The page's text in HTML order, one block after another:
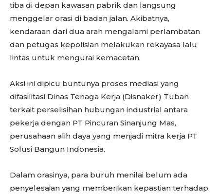
tiba di depan kawasan pabrik dan langsung
menggelar orasi di badan jalan. Akibatnya,
kendaraan dari dua arah mengalami perlambatan
dan petugas kepolisian melakukan rekayasa lalu
lintas untuk mengurai kemacetan.
Aksi ini dipicu buntunya proses mediasi yang
difasilitasi Dinas Tenaga Kerja (Disnaker) Tuban
terkait perselisihan hubungan industrial antara
pekerja dengan PT Pincuran Sinanjung Mas,
perusahaan alih daya yang menjadi mitra kerja PT
Solusi Bangun Indonesia.
Dalam orasinya, para buruh menilai belum ada
penyelesaian yang memberikan kepastian terhadap